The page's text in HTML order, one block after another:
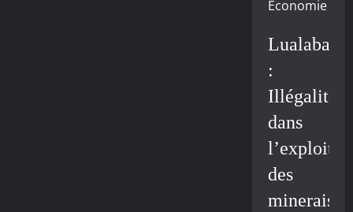
Economie
Lualaba
:
Illégalité
dans
des
minerais